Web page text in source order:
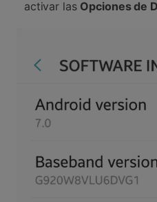
activar las Opciones de